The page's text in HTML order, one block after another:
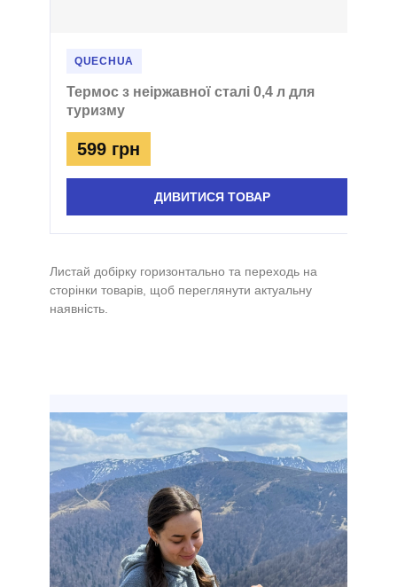
QUECHUA
Термос з неіржавної сталі 0,4 л для
туризму
599 грн
ДИВИТИСЯ ТОВАР
Листай добірку горизонтально та переходь на
сторінки товарів, щоб переглянути актуальну
наявність.